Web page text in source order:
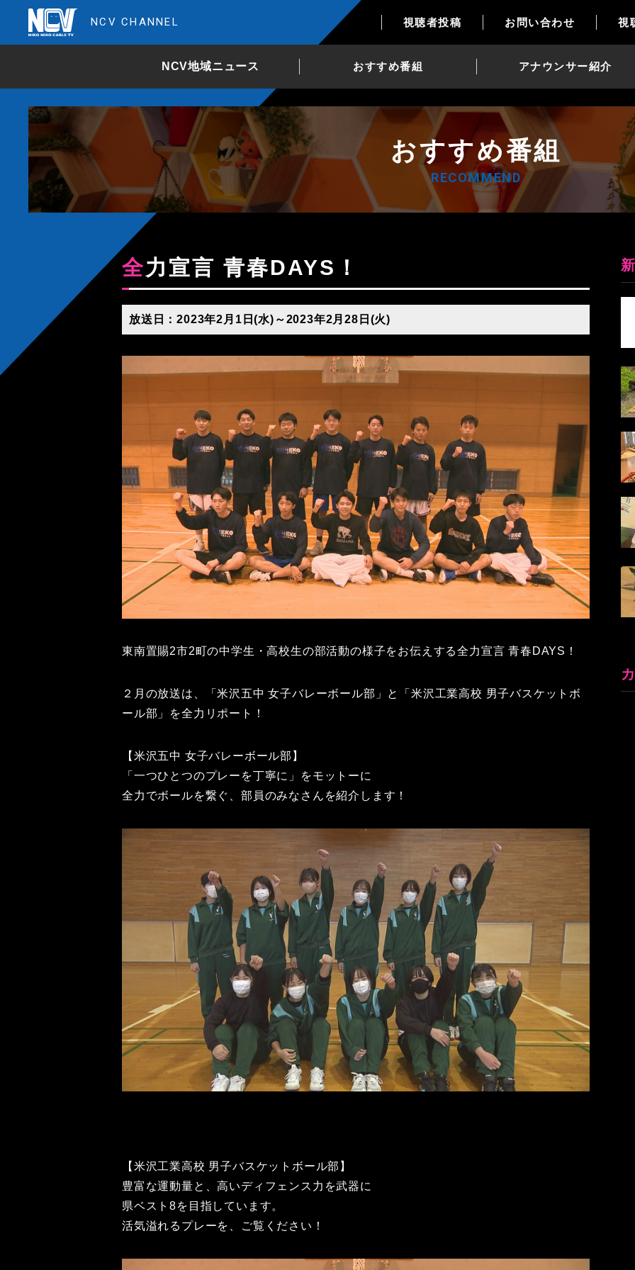
NCV CHANNEL 視聴者投稿 お問い合わせ 視
NCV地域ニュース おすすめ番組 アナウンサー紹介
おすすめ番組
RECOMMEND
全力宣言 青春DAYS！
放送日：2023年2月1日(水)～2023年2月28日(火)
東南置賜2市2町の中学生・高校生の部活動の様子をお伝えする全力宣言 青春DAYS！
２月の放送は、「米沢五中 女子バレーボール部」と「米沢工業高校 男子バスケットボ
ール部」を全力リポート！
【米沢五中 女子バレーボール部】
「一つひとつのプレーを丁寧に」をモットーに
全力でボールを繋ぐ、部員のみなさんを紹介します！
【米沢工業高校 男子バスケットボール部】
豊富な運動量と、高いディフェンス力を武器に
県ベスト8を目指しています。
活気溢れるプレーを、ご覧ください！